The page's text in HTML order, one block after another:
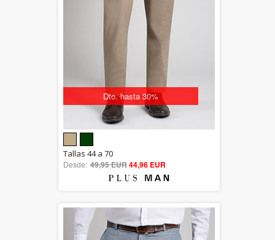
Dto. hasta 30%
out of 5
Tallas 44 a 70
Desde: 49,95 EUR44,96 EUR